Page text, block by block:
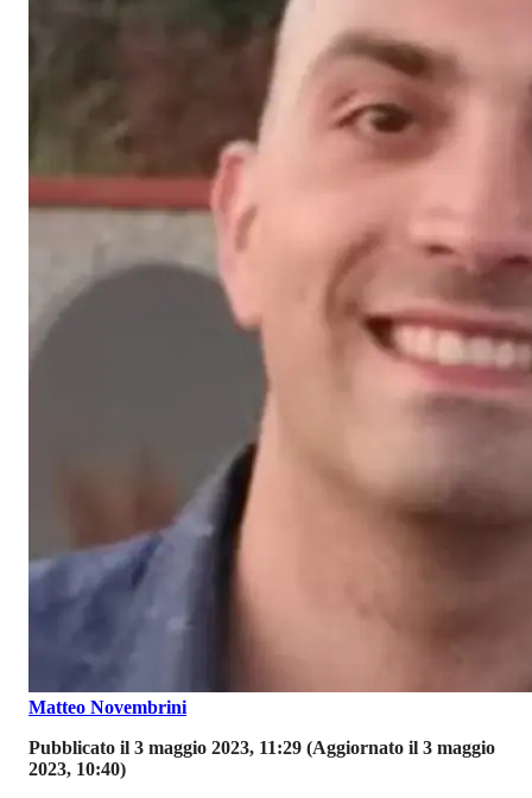
Matteo Novembrini
Pubblicato il 3 maggio 2023, 11:29 (Aggiornato il 3 maggio
2023, 10:40)